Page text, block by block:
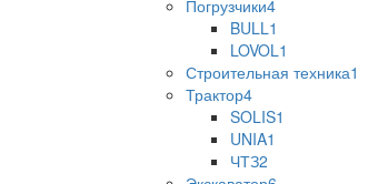
Погрузчики4
BULL1
LOVOL1
Строительная техника1
Трактор4
SOLIS1
UNIA1
ЧТЗ2